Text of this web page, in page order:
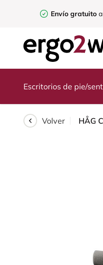
Envío gratuito
Escritorios de pie/
Volver HÅG